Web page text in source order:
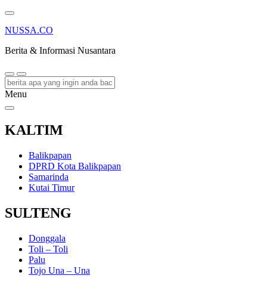
NUSSA.CO
Berita & Informasi Nusantara
Menu
KALTIM
Balikpapan
DPRD Kota Balikpapan
Samarinda
Kutai Timur
SULTENG
Donggala
Toli – Toli
Palu
Tojo Una – Una